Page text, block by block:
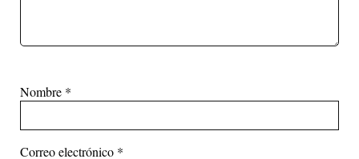
Nombre *
Correo electrónico *